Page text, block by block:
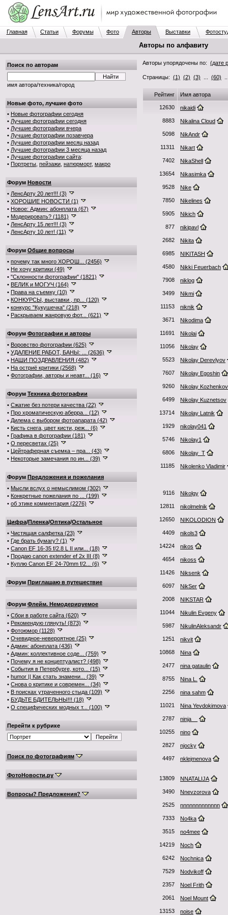
Главная Статьи Форумы Фото Авторы Выставки
Авторы по алфавиту
Поиск по авторам
имя автора/техника/город
Новые фото, лучшие фото
• Новые фотографии сегодня
• Лучшие фотографии сегодня
• Лучшие фотографии вчера
• Лучшие фотографии позавчера
• Лучшие фотографии месяц назад
• Лучшие фотографии 3 месяца назад
• Лучшие фотографии сайта:
• Портреты пейзажи натюрморт, макро
Форум Новости
• ЛенсАрту 20 лет!!! (3)
• ХОРОШИЕ НОВОСТИ (1)
• Новое: Админ: абонплата (67)
• Модерировать? (1181)
• ЛенсАрту 15 лет!!! (3)
• ЛенсАрту 10 лет! (11)
Форум Общие вопросы
• почему так много ХОРОШ... (2456)
• Не хочу критики (49)
• "Склонности фотографии" (1821)
• ВЕЛИК и МОГУЧ (164)
• Права на съемку (10)
• КОНКУРСЫ, выставки , пр... (120)
• конкурс "Кукушечка" (218)
• Раскрываем жанровую фот... (621)
Форум Фотографии и авторы
• Воровство фотографии (625)
• УДАЛЕНИЕ РАБОТ, БАНЫ: ... (2636)
• НАШИ ПОЗДРАВЛЕНИЯ (482)
• На остриё критики (2568)
• Фотографии, авторы и неавт... (16)
Форум Техника фотографии
• Сжатие без потери качества (22)
• Про хроматическую аберра... (12)
• Дилема с выбором фотоапарата (42)
• Кисть снега, цвет кисти, реж... (6)
• Графика в фотографии (181)
• О пересветах (25)
• Цейтраферная съемка – пра... (43)
• Некоторые замечания по ин... (39)
Форум Предложения и пожелания
• Мысли вслух о немыслимом (302)
• Конкретные пожелания по ... (199)
• об этике комментария (2276)
Цифра/Пленка/Оптика/Остальное
• Чистящая салфетка (23)
• Где брать бумагу? (1)
• Canon EF 16-35 f/2.8 L II или... (18)
• Продаю canon extender ef 2x III (8)
• Куплю Canon EF 24-70mm f/2... (6)
Форум Приглашаю в путешествие
Форум Флейм. Немодерируемое
• Сбои в работе сайта (620)
• Рекомендую глянуть! (873)
• Фотоюмор (1128)
• Очевидное-невероятное (25)
• Админ: абонплата (436)
• Админ: коллективное соде... (759)
• Почему я не концептуалист? (498)
• События в Петербурге, кото... (15)
• humor || Как стать знамени... (39)
• Снова о критике и современ... (34)
• В поисках утраченного стыда (109)
• БУДЬТЕ БДИТЕЛЬНЫ!!! (18)
• О специфических модных т... (100)
Перейти к рубрике
Поиск по фотографиям
ФотоНовости.ру
Вопросы? Предложения?
Авторы упорядочены по: (дате
Страницы: (1) (2) (3) (60)
Рейтинг Имя автора
12630 nikaidi
8883 Nikalina Cloud
5098 NikAndr
11311 Nikart
7402 NikaShell
13654 Nikasimka
9528 Nike
7850 Nikelines
5905 Nikich
877 nikipavl
2682 Nikita
6985 NIKITASH
4580 Nikki Feuerbach
7908 niklog
3499 Nikmi
11153 niknik
3671 Nikodima
11691 Nikolai
11056 Nikolay
5523 Nikolay Derevlyov
7607 Nikolay Egoshin
9260 Nikolay Kozhenkov
6499 Nikolay Kuznetsov
13714 Nikolay Latnik
1929 nikolay041
5746 Nikolay1
6806 Nikolay_T
11185 Nikolenko Vladimir
9116 Nikolgy
12811 nikolmelnik
12650 NIKOLODION
4409 nikols3
14224 nikos
4654 nikoss
11426 Niksenk
6097 NikSer
2008 NIKSTAR
11044 Nikulin Evgeny
5987 NikulinAleksandr
1251 nikvit
10868 Nina
2477 nina gataulin
8755 Nina L.
2256 nina sahm
11021 Nina Yevdokimova
2787 ninja__
10255 nino
2827 njocky
4497 nklejmenova
13809 NNATALIJA
3490 Nnevzorova
2525 nnnnnnnnnnnnn
7333 No4ka
3515 no4mee
14219 Noch
6242 Nochnica
7529 Nodvikoff
2357 Noel Frith
2061 Noel Mount
13153 noise